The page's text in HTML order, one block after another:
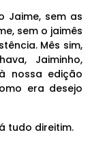
Jaime, sem as
sem o jaimês
Mês sim,
Jaiminho,
nossa edição
era desejo
tudo direitim.